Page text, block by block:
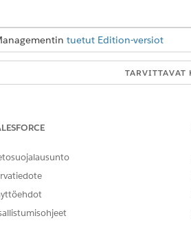
tuetut Edition-versiot
TARVITTAVAT
pikahaku-kenttään Tallennus
ONGELMASI?
kehittyä!